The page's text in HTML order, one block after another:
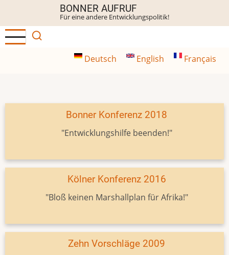
Inhalt
BONNER AUFRUF
Für eine andere Entwicklungspolitik!
Deutsch English Français
Bonner Konferenz 2018
"Entwicklungshilfe beenden!"
Kölner Konferenz 2016
"Bloß keinen Marshallplan für Afrika!"
Zehn Vorschläge 2009